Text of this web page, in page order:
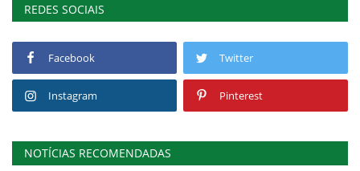
REDES SOCIAIS
Facebook Twitter
Instagram Pinterest
NOTÍCIAS RECOMENDADAS